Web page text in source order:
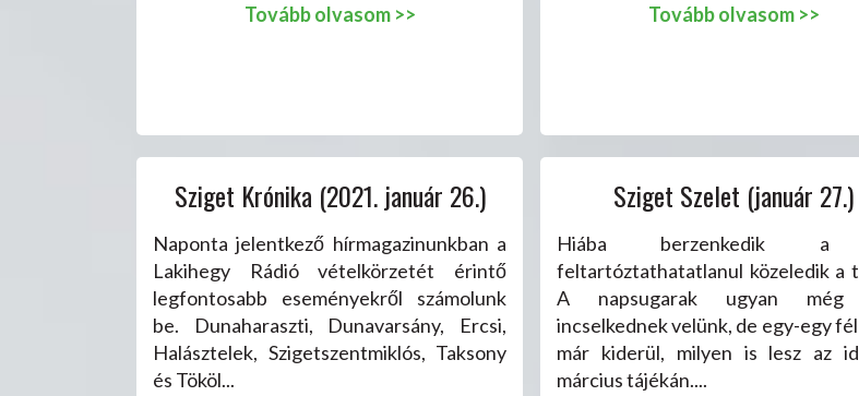
Tovább olvasom >> Tovább olvasom >>
Sziget Krónika (2021. január 26.)
Naponta jelentkező hírmagazinunkban a
Lakihegy Rádió vételkörzetét érintő
legfontosabb eseményekről számolunk
be. Dunaharaszti, Dunavarsány, Ercsi,
Halásztelek, Szigetszentmiklós, Taksony
és Tököl...
Sziget Szelet (január 27.)
Hiába berzenkedik
feltartóztathatatlanul közeledik a
A napsugarak ugyan még
incselkednek velünk, de egy-egy
már kiderül, milyen is lesz az
március tájékán....